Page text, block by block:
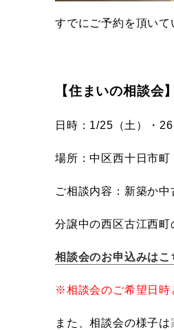
すでにご予約を頂いて
【住まいの相談会】
日時：1/25（土）・
場所：中区西十日市町
ご相談内容：新築か
分譲中の西区古江西
相談会のお申込みはこ
※相談会のご希望日時
また、相談会の様子は